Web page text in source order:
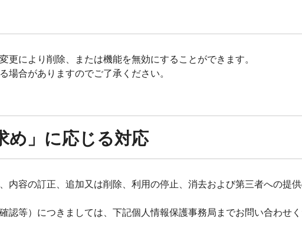
により削除、または機能を無効にすることができます。
合がありますのでご了承ください。
め」に応じる対応
内容の訂正、追加又は削除、利用の停止、消去および第三者への提
等）につきましては、下記個人情報保護事務局までお問い合わせく